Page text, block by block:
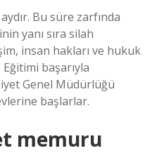
Bu süre zarfında
yanı sıra silah
insan hakları ve hukuk
başarıyla
Genel Müdürlüğü
başlarlar.
memuru